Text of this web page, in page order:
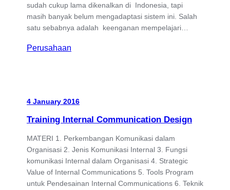
sudah cukup lama dikenalkan di Indonesia, tapi
masih banyak belum mengadaptasi sistem ini. Salah
satu sebabnya adalah keenganan mempelajari…
Perusahaan
4 January 2016
Training Internal Communication Design
MATERI 1. Perkembangan Komunikasi dalam
Organisasi 2. Jenis Komunikasi Internal 3. Fungsi
komunikasi Internal dalam Organisasi 4. Strategic
Value of Internal Communications 5. Tools Program
untuk Pendesainan Internal Communications 6. Teknik